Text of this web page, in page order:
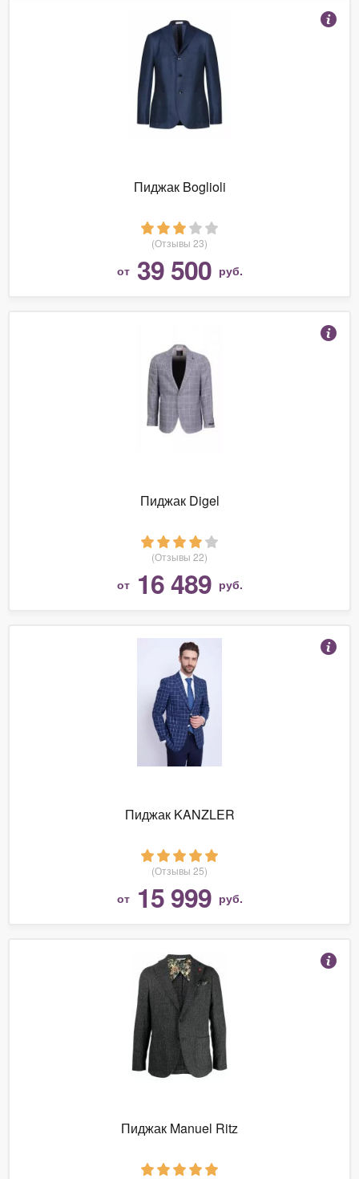
Пиджак Boglioli
(Отзывы 23)
от 39 500 руб.
Пиджак Digel
(Отзывы 22)
от 16 489 руб.
Пиджак KANZLER
(Отзывы 25)
от 15 999 руб.
Пиджак Manuel Ritz